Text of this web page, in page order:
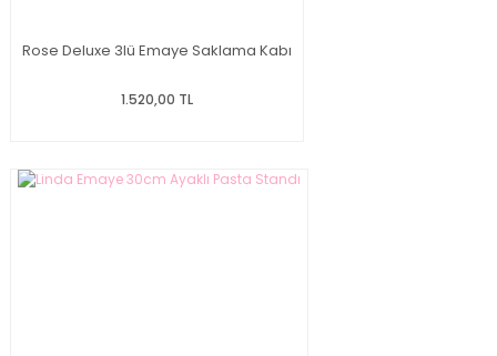
Rose Deluxe 3lü Emaye Saklama Kabı
1.520,00 TL